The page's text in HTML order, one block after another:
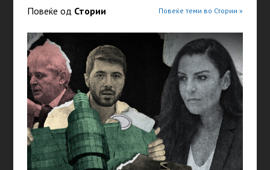
Повеќе од Стории Повеќе теми во Стории »